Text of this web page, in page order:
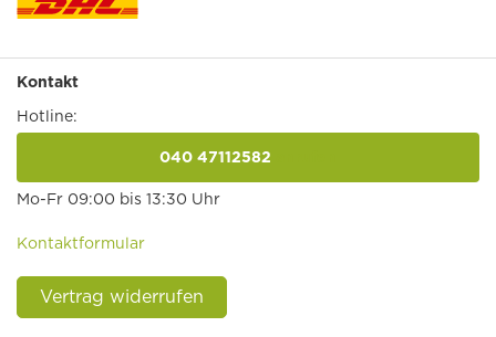
Kontakt
Hotline:
040 47112582
Mo-Fr 09:00 bis 13:30 Uhr
Kontaktformular
Vertrag widerrufen